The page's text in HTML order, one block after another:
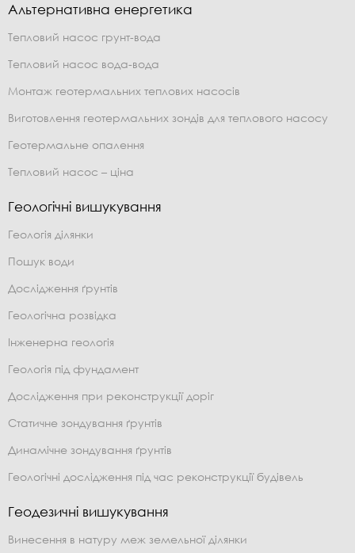
Альтернативна енергетика
Тепловий насос грунт-вода
Тепловий насос вода-вода
Монтаж геотермальних теплових насосів
Виготовлення геотермальних зондів для теплового насосу
Геотермальне опалення
Тепловий насос – ціна
Геологічні вишукування
Геологія ділянки
Пошук води
Дослідження ґрунтів
Геологічна розвідка
Інженерна геологія
Геологія під фундамент
Дослідження при реконструкції доріг
Статичне зондування ґрунтів
Динамічне зондування ґрунтів
Геологічні дослідження під час реконструкції будівель
Геодезичні вишукування
Винесення в натуру меж земельної ділянки